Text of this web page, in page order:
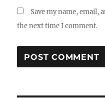
Save my name, email,
the next time I comment.